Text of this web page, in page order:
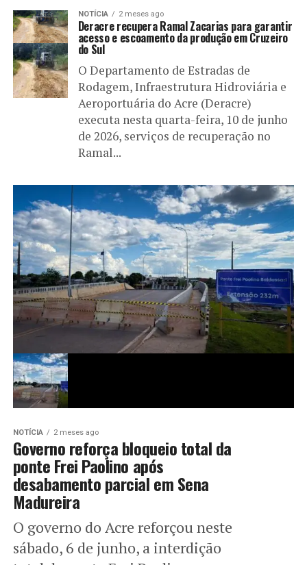
NOTÍCIA 2 meses ago
Deracre recupera Ramal Zacarias para garantir
acesso e escoamento da produção em Cruzeiro
do Sul
O Departamento de Estradas de
Rodagem, Infraestrutura Hidroviária e
Aeroportuária do Acre (Deracre)
executa nesta quarta-feira, 10 de junho
de 2026, serviços de recuperação no
Ramal...
NOTÍCIA 2 meses ago
Governo reforça bloqueio total da
ponte Frei Paolino após
desabamento parcial em Sena
Madureira
O governo do Acre reforçou neste
sábado, 6 de junho, a interdição